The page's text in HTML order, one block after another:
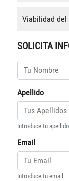
Viabilidad
SOLICITA
Apellido
Introduce tu
Email
Introduce tu email.